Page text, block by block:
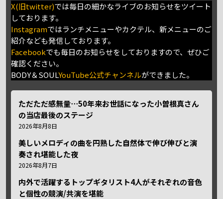
X(旧twitter)では毎日の細かなライブのお知らせをツイート
しております。
Instagramではランチメニューやカクテル、新メニューのご
紹介なども発信しております。
Facebookでも毎日のお知らせをしておりますので、ぜひご
確認ください。
BODY＆SOULYouTube公式チャンネルができました。
ただただ感無量⋯50年来お世話になった小曽根真さん
の当店最後のステージ
2026年8月8日
美しいメロディの曲を円熟した自然体で伸び伸びと演
奏され堪能した夜
2026年8月7日
内外で活躍するトップギタリスト4人がそれぞれの音色
と個性の競演/共演を堪能